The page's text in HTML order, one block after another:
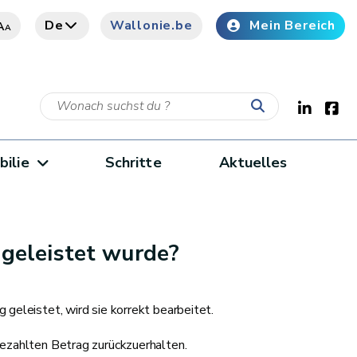
A De Wallonie.be Mein Bereich
Schritte Aktuelles
wurde?
geleistet, wird sie korrekt bearbeitet.
Betrag zurückzuerhalten.